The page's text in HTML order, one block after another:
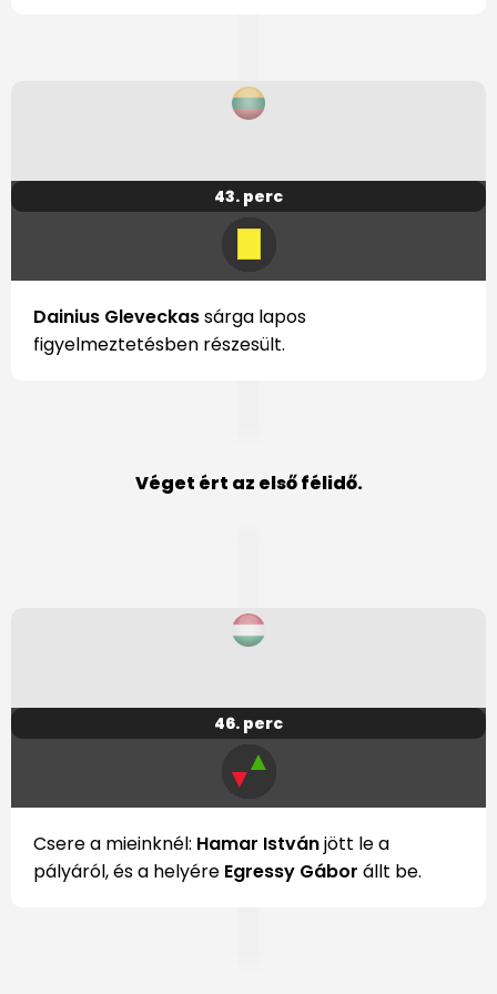
43. perc
Dainius Gleveckassárga lapos
figyelmeztetésben részesült.
Véget ért az első félidő.
46. perc
▼▲
Csere a mieinknél: Hamar Istvánjött le a
pályáról, és a helyére Egressy Gábor állt be.